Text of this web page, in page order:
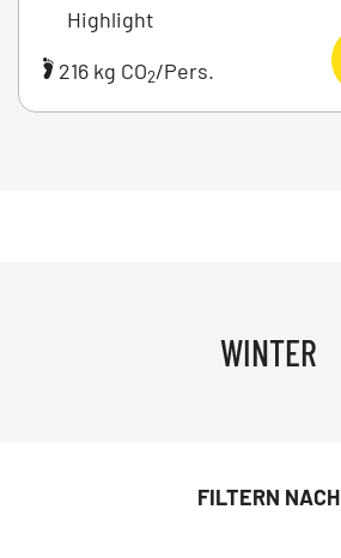
Highlight
216 kg CO2/Pers.
WINTER
FILTERN NACH